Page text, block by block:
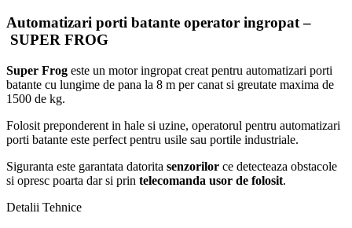
Automatizari porti batante operator ingropat –
SUPER FROG
Super Frog este un motor ingropat creat pentru automatizari porti
batante cu lungime de pana la 8 m per canat si greutate maxima de
1500 de kg.
Folosit preponderent in hale si uzine, operatorul pentru automatizari
porti batante este perfect pentru usile sau portile industriale.
Siguranta este garantata datorita senzorilor ce detecteaza obstacole
si opresc poarta dar si prin telecomanda usor de folosit.
Detalii Tehnice